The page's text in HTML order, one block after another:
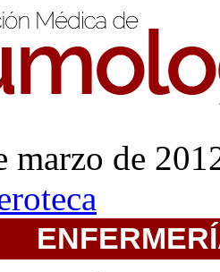
marzo de